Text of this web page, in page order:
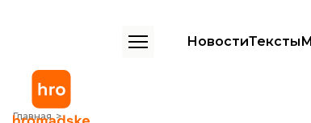
НовостиТексты
Главная
Ученые выяснили, почему деревья растут по ночам — это